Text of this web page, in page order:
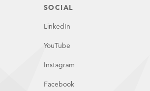
SOCIAL
LinkedIn
YouTube
Instagram
Facebook